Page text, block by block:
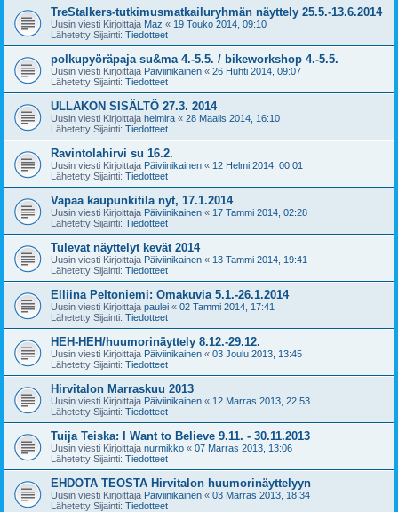
TreStalkers-tutkimusmatkailuryhmän näyttely 25.5.-13.6.2014
Uusin viesti Kirjoittaja Maz « 19 Touko 2014, 09:10
Lähetetty Sijainti: Tiedotteet
polkupyöräpaja su&ma 4.-5.5. / bikeworkshop 4.-5.5.
Uusin viesti Kirjoittaja Päiviinikainen « 26 Huhti 2014, 09:07
Lähetetty Sijainti: Tiedotteet
ULLAKON SISÄLTÖ 27.3. 2014
Uusin viesti Kirjoittaja heimira « 28 Maalis 2014, 16:10
Lähetetty Sijainti: Tiedotteet
Ravintolahirvi su 16.2.
Uusin viesti Kirjoittaja Päiviinikainen « 12 Helmi 2014, 00:01
Lähetetty Sijainti: Tiedotteet
Vapaa kaupunkitila nyt, 17.1.2014
Uusin viesti Kirjoittaja Päiviinikainen « 17 Tammi 2014, 02:28
Lähetetty Sijainti: Tiedotteet
Tulevat näyttelyt kevät 2014
Uusin viesti Kirjoittaja Päiviinikainen « 13 Tammi 2014, 19:41
Lähetetty Sijainti: Tiedotteet
Elliina Peltoniemi: Omakuvia 5.1.-26.1.2014
Uusin viesti Kirjoittaja paulei « 02 Tammi 2014, 17:41
Lähetetty Sijainti: Tiedotteet
HEH-HEH/huumorinäyttely 8.12.-29.12.
Uusin viesti Kirjoittaja Päiviinikainen « 03 Joulu 2013, 13:45
Lähetetty Sijainti: Tiedotteet
Hirvitalon Marraskuu 2013
Uusin viesti Kirjoittaja Päiviinikainen « 12 Marras 2013, 22:53
Lähetetty Sijainti: Tiedotteet
Tuija Teiska: I Want to Believe 9.11. - 30.11.2013
Uusin viesti Kirjoittaja nurmikko « 07 Marras 2013, 13:06
Lähetetty Sijainti: Tiedotteet
EHDOTA TEOSTA Hirvitalon huumorinäyttelyyn
Uusin viesti Kirjoittaja Päiviinikainen « 03 Marras 2013, 18:34
Lähetetty Sijainti: Tiedotteet